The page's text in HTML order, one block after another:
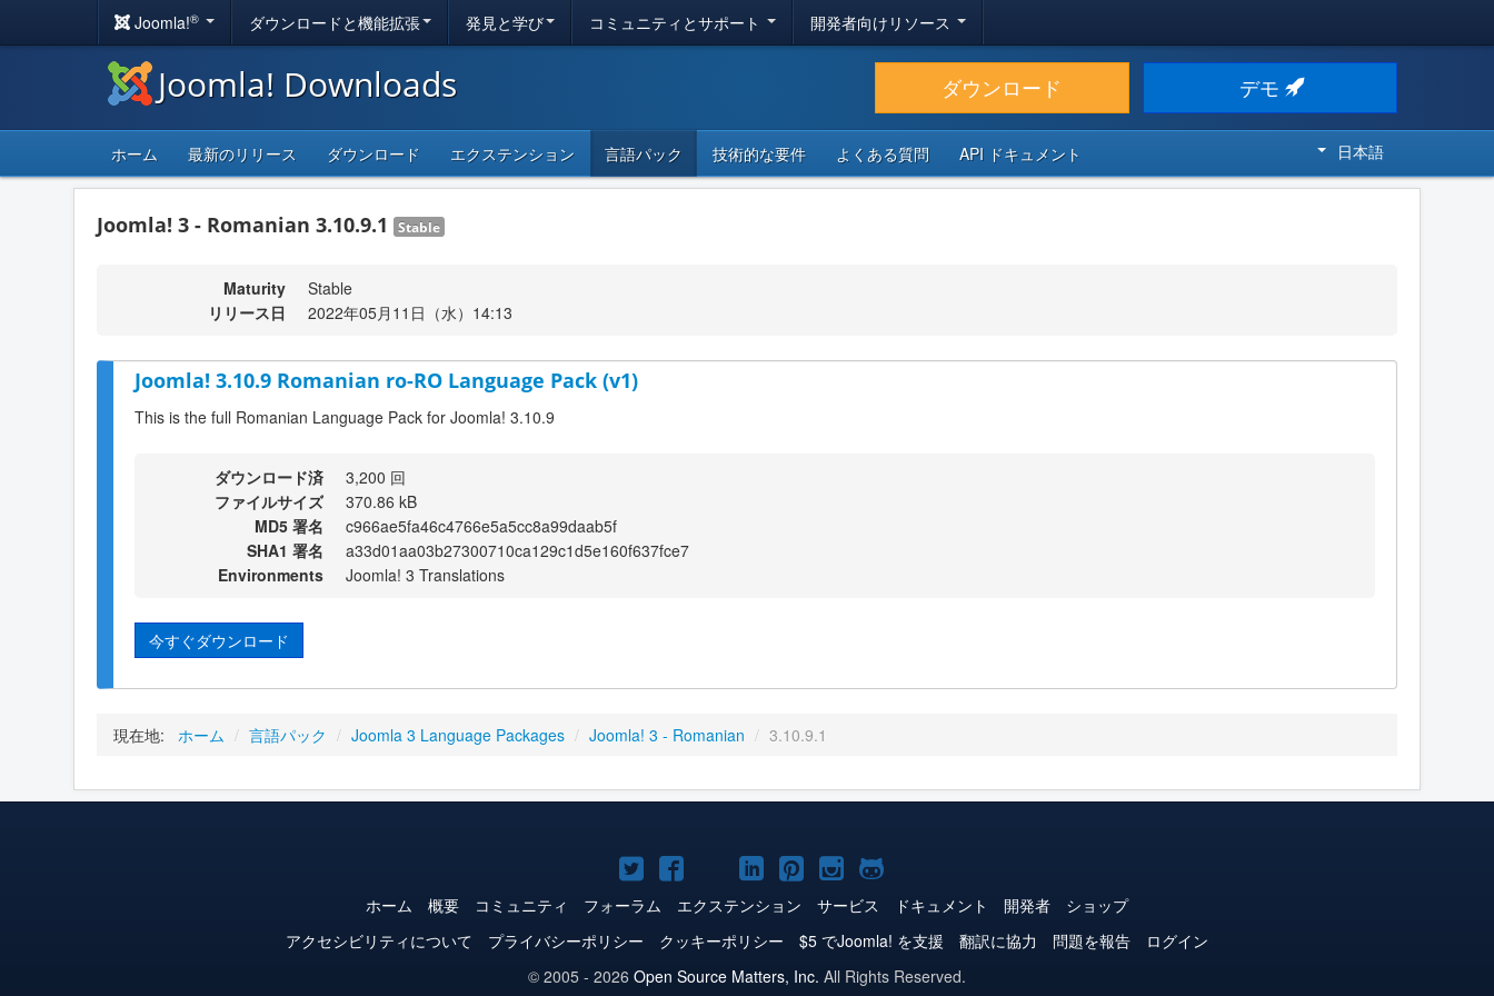
Joomla!® ダウンロードと機能拡張 発見と学び コミュニティとサポート 開発者向けリソース
Joomla! Downloads ダウンロード デモ
ホーム 最新のリリース ダウンロード エクステンション 言語パック 技術的な要件 よくある質問 API ドキュメント 日本語
Joomla! 3 - Romanian 3.10.9.1 Stable
Maturity
Stable
リリース日
2022年05月11日（水）14:13
Joomla! 3.10.9 Romanian ro-RO Language Pack (v1)
This is the full Romanian Language Pack for Joomla! 3.10.9
ダウンロード済
3,200 回
ファイルサイズ
370.86 kB
MD5 署名
c966ae5fa46c4766e5a5cc8a99daab5f
SHA1 署名
a33d01aa03b27300710ca129c1d5e160f637fce7
Environments
Joomla! 3 Translations
今すぐダウンロード
現在地: ホーム / 言語パック / Joomla 3 Language Packages / Joomla! 3 - Romanian / 3.10.9.1
Joomla!
Twitter
Joomla!
Facebook
Joomla!
YouTube
Joomla!
LinkedIn
Joomla!
Pinterest
Joomla!
Instagram
Joomla!
GitHub
ホーム 概要 コミュニティ フォーラム エクステンション サービス ドキュメント 開発者
ショップ
アクセシビリティについて
プライバシーポリシー クッキーポリシー $5 でJoomla! を支援 翻訳に協力 問題を報告
ログイン
© 2005 - 2026 Open Source Matters, Inc. All Rights Reserved.